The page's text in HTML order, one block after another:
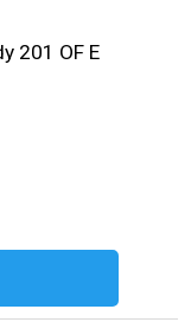
201 OF E